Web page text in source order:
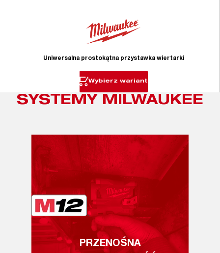
Uniwersalna prostokątna przystawka wiertarki
Wybierz wariant
SYSTEMY MILWAUKEE
PRZENOŚNA